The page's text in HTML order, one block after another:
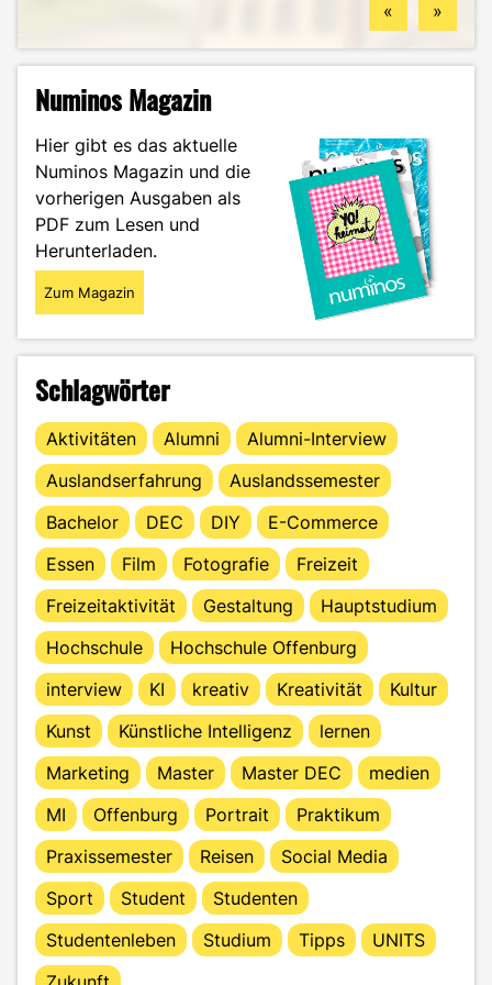
« »
Numinos Magazin
Hier gibt es das aktuelle
Numinos Magazin und die
vorherigen Ausgaben als
PDF zum Lesen und
Herunterladen.
Zum Magazin
Schlagwörter
Aktivitäten Alumni
Alumni-Interview
Auslandserfahrung
Auslandssemester
Bachelor
DEC DIY
E-Commerce
Essen
Film Fotografie
Freizeit
Freizeitaktivität
Gestaltung
Hauptstudium
Hochschule
Hochschule Offenburg
interview
KI kreativ Kreativität
Kultur
Kunst
Künstliche Intelligenz
lernen
Marketing
Master Master DEC
medien
MI
Offenburg Portrait
Praktikum
Praxissemester
Reisen
Social Media
Sport
Student
Studenten
Studentenleben
Studium Tipps
UNITS